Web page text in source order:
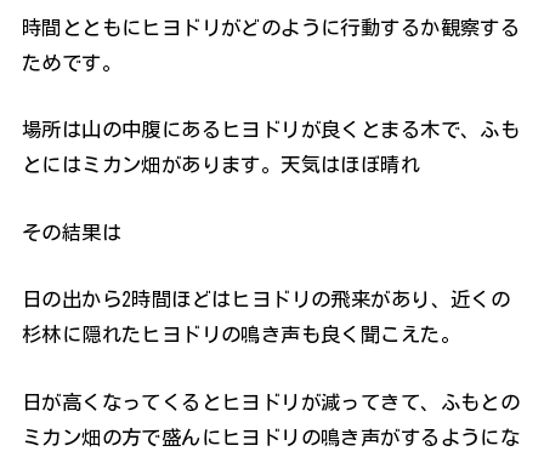
時間とともにヒヨドリがどのように行動するか観察する
ためです。
場所は山の中腹にあるヒヨドリが良くとまる木で、ふも
とにはミカン畑があります。天気はほぼ晴れ
その結果は
日の出から2時間ほどはヒヨドリの飛来があり、近くの
杉林に隠れたヒヨドリの鳴き声も良く聞こえた。
日が高くなってくるとヒヨドリが減ってきて、ふもとの
ミカン畑の方で盛んにヒヨドリの鳴き声がするようにな